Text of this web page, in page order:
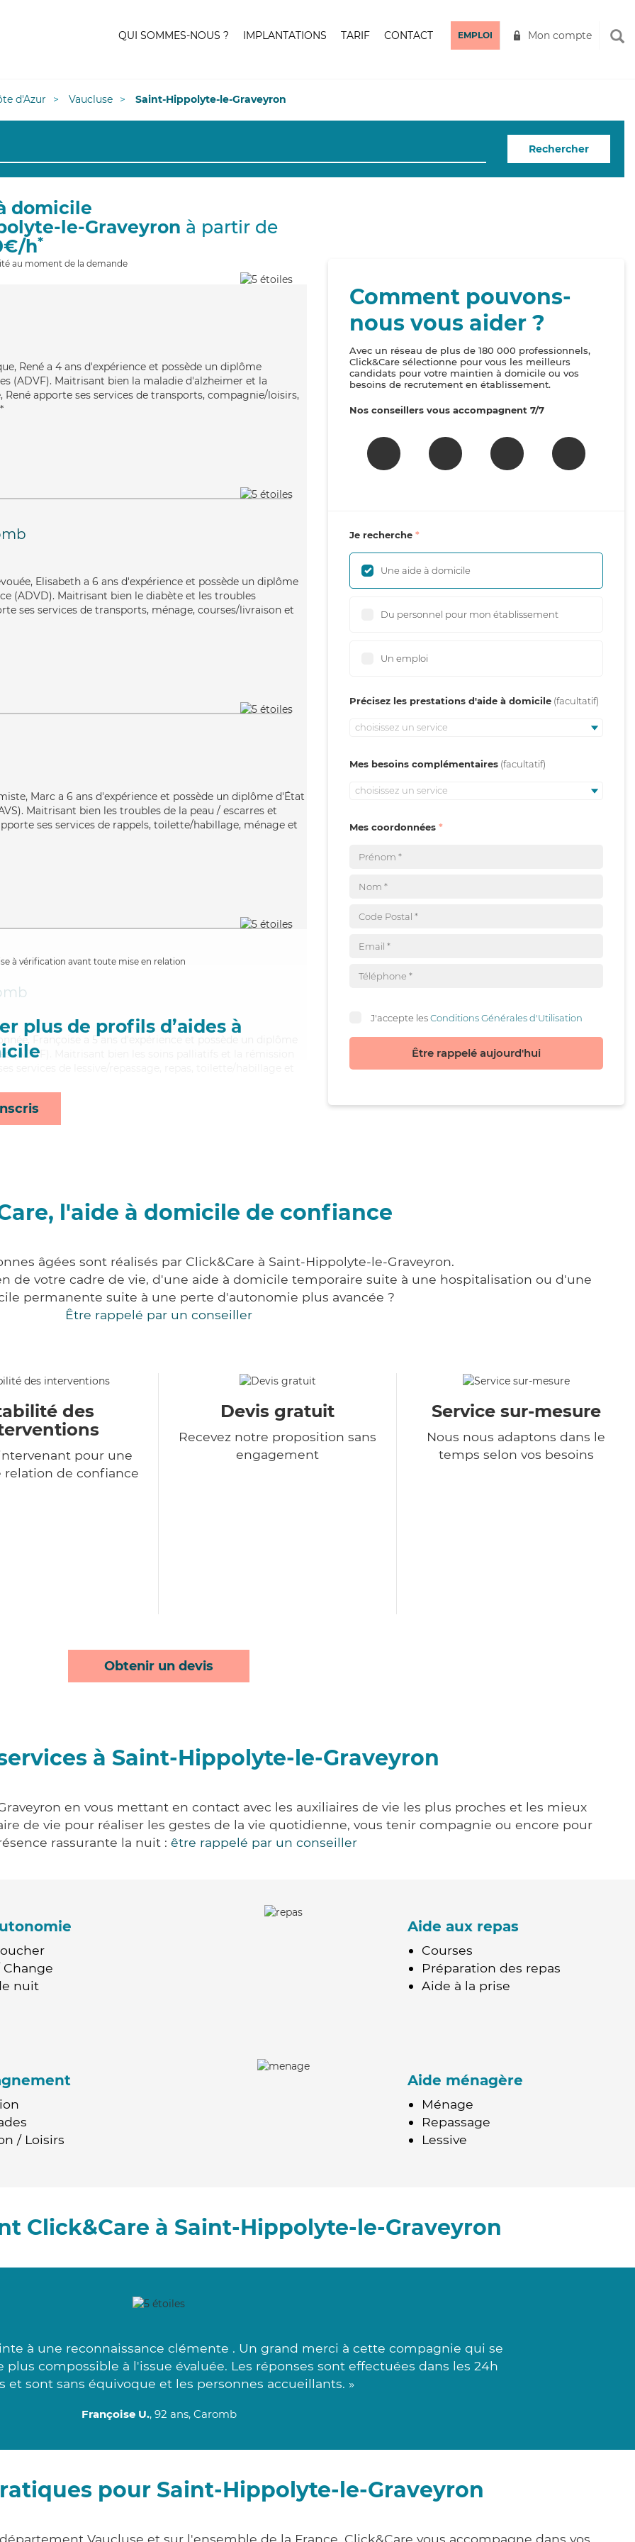
QUI SOMMES-NOUS ? IMPLANTATIONS TARIF CONTACT EMPLOI Mon compte
d'Azur Vaucluse Saint-Hippolyte-le-Graveyron
Rechercher
domicile
le-Graveyron à partir de
h*
au moment de la demande
René a 4 ans d'expérience et possède un diplôme
(ADVF). Maitrisant bien la maladie d'alzheimer et la
apporte ses services de transports, compagnie/loisirs,
Elisabeth a 6 ans d'expérience et possède un diplôme
(ADVD). Maitrisant bien le diabète et les troubles
ses services de transports, ménage, courses/livraison et
Marc a 6 ans d'expérience et possède un diplôme d'État
Maitrisant bien les troubles de la peau / escarres et
ses services de rappels, toilette/habillage, ménage et
à vérification avant toute mise en relation
plus de profils d’aides à
Françoise a 5 ans d'expérience et possède un diplôme
(ADVF). Maitrisant bien les soins palliatifs et la rémission
Comment pouvons-
nous vous aider ?
Avec un réseau de plus de 180 000 professionnels,
Click&Care sélectionne pour vous les meilleurs
candidats pour votre maintien à domicile ou vos
besoins de recrutement en établissement.
Nos conseillers vous accompagnent 7/7
Je recherche
Une aide à domicile
Du personnel pour mon établissement
Un emploi
Précisez les prestations d'aide à domicile
choisissez un service
Mes besoins complémentaires
choisissez un service
Mes coordonnées
J'accepte lesConditions Générales d'Utilisation
Être rappelé aujourd'hui
l'aide à domicile de confiance
âgées sont réalisés par Click&Care à Saint-Hippolyte-le-Graveyron.
de votre cadre de vie, d'une aide à domicile temporaire suite à une hospitalisation ou d'une
permanente suite à une perte d'autonomie plus avancée ?
Être rappelé par un conseiller
des
pour une
relation de confiance
Devis gratuit
Recevez notre proposition sans
engagement
Service sur-mesure
Nous nous adaptons dans le
temps selon vos besoins
Obtenir un devis
à Saint-Hippolyte-le-Graveyron
en vous mettant en contact avec les auxiliaires de vie les plus proches et les mieux
de vie pour réaliser les gestes de la vie quotidienne, vous tenir compagnie ou encore pour
rassurante la nuit : être rappelé par un conseiller
nuit
Aide aux repas
Courses
Préparation des repas
Aide à la prise
/ Loisirs
Aide ménagère
Ménage
Repassage
Lessive
Click&Care à Saint-Hippolyte-le-Graveyron
à une reconnaissance clémente . Un grand merci à cette compagnie qui se
compossible à l'issue évaluée. Les réponses sont effectuées dans les 24h
et sont sans équivoque et les personnes accueillants. »
Françoise U., 92 ans, Caromb
pour Saint-Hippolyte-le-Graveyron